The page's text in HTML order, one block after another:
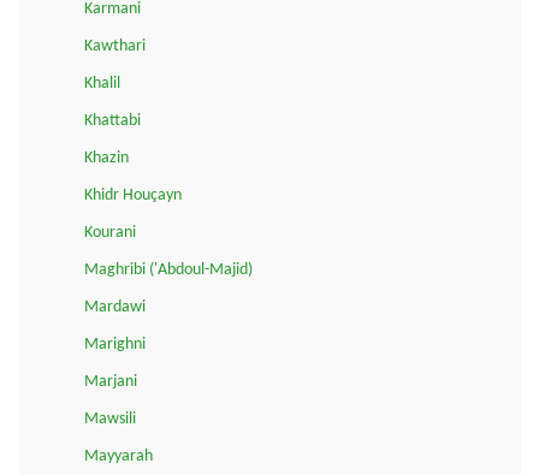
Karmani
Kawthari
Khalil
Khattabi
Khazin
Khidr Houçayn
Kourani
Maghribi ('Abdoul-Majid)
Mardawi
Marighni
Marjani
Mawsili
Mayyarah